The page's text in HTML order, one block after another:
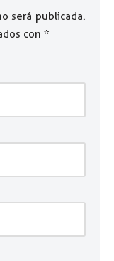
será publicada.
con *